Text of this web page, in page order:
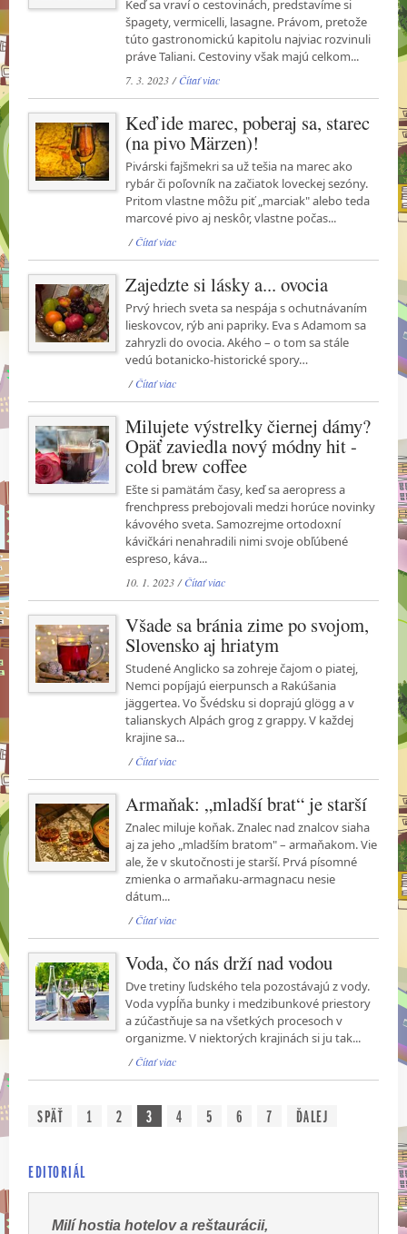
Keď sa vraví o cestovinách, predstavíme si
špagety, vermicelli, lasagne. Právom, pretože
túto gastronomickú kapitolu najviac rozvinuli
práve Taliani. Cestoviny však majú celkom...
7. 3. 2023 /Čítať viac
Keď ide marec, poberaj sa, starec
(na pivo Märzen)!
Pivárski fajšmekri sa už tešia na marec ako
rybár či poľovník na začiatok loveckej sezóny.
Pritom vlastne môžu piť „marciak" alebo teda
marcové pivo aj neskôr, vlastne počas...
/Čítať viac
Zajedzte si lásky a... ovocia
Prvý hriech sveta sa nespája s ochutnávaním
lieskovcov, rýb ani papriky. Eva s Adamom sa
zahryzli do ovocia. Akého – o tom sa stále
vedú botanicko-historické spory…
/Čítať viac
Milujete výstrelky čiernej dámy?
Opäť zaviedla nový módny hit -
cold brew coffee
Ešte si pamätám časy, keď sa aeropress a
frenchpress prebojovali medzi horúce novinky
kávového sveta. Samozrejme ortodoxní
kávičkári nenahradili nimi svoje obľúbené
espreso, káva...
10. 1. 2023 /Čítať viac
Všade sa bránia zime po svojom,
Slovensko aj hriatym
Studené Anglicko sa zohreje čajom o piatej,
Nemci popíjajú eierpunsch a Rakúšania
jäggertea. Vo Švédsku si doprajú glögg a v
talianskych Alpách grog z grappy. V každej
krajine sa...
/Čítať viac
Armaňak: „mladší brat“ je starší
Znalec miluje koňak. Znalec nad znalcov siaha
aj za jeho „mladším bratom" – armaňakom. Vie
ale, že v skutočnosti je starší. Prvá písomné
zmienka o armaňaku-armagnacu nesie
dátum...
/Čítať viac
Voda, čo nás drží nad vodou
Dve tretiny ľudského tela pozostávajú z vody.
Voda vypĺňa bunky i medzibunkové priestory
a zúčastňuje sa na všetkých procesoch v
organizme. V niektorých krajinách si ju tak...
/Čítať viac
SPÄŤ 1 2 3 4 5 6 7 ĎALEJ
EDITORIÁL
Milí hostia hotelov a reštaurácii,